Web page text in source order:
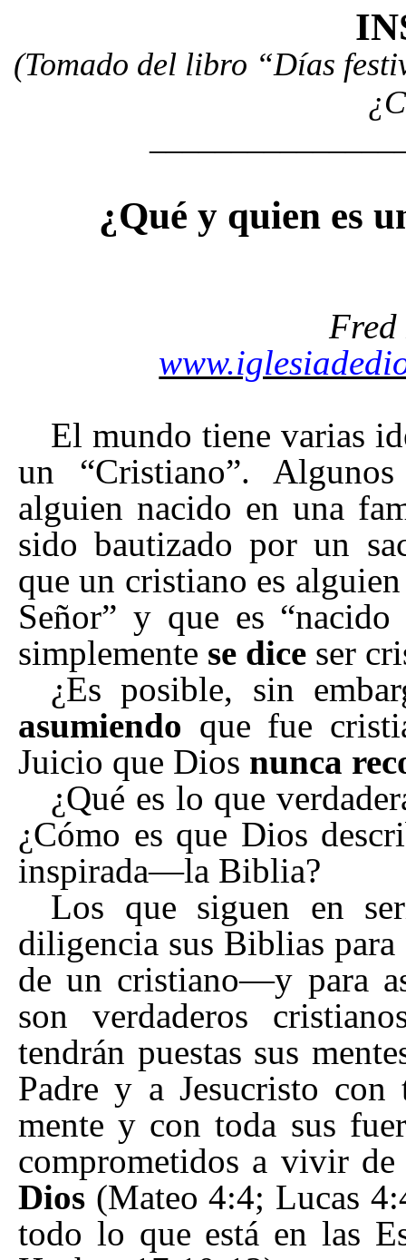
(Tomado del libro “Días
¿Qué y quien es
Fred
El mundo tiene varias
un “Cristiano”.
alguien nacido en una
sido bautizado por un
que un cristiano es
Señor” y que es “nacido
simplemente se dice ser
¿Es posible, sin
asumiendo que fue
Juicio que Dios nunca
¿Qué es lo que
¿Cómo es que Dios
inspirada—la Biblia?
Los que siguen en
diligencia sus Biblias
de un cristiano—y para
son verdaderos
tendrán puestas sus
Padre y a Jesucristo
mente y con toda sus
comprometidos a vivir
Dios (Mateo 4:4; Lucas
todo lo que está en las